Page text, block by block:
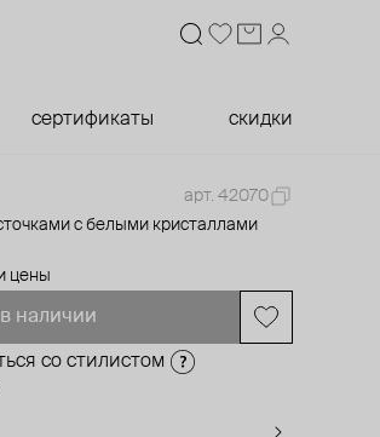
сертификаты скидки
арт. 42070
с белыми кристаллами
цены
наличии
со стилистом